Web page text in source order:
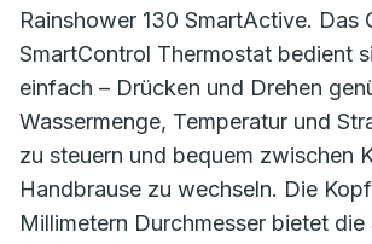
Rainshower 130 SmartActive. Das
SmartControl Thermostat bedient
einfach – Drücken und Drehen
Wassermenge, Temperatur und
zu steuern und bequem zwischen
Handbrause zu wechseln. Die
Millimetern Durchmesser bietet die